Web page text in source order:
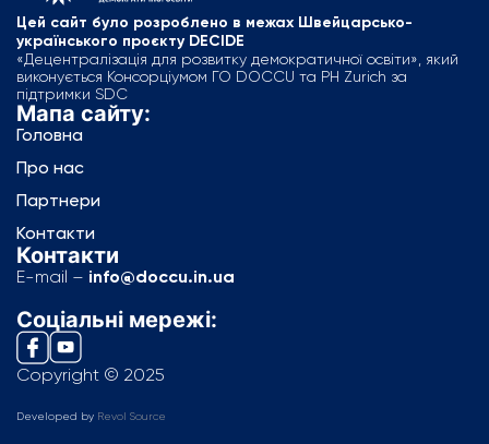
Цей сайт було розроблено в межах Швейцарсько-
українського проєкту DECIDE
«Децентралізація для розвитку демократичної освіти», який
виконується Консорціумом ГО DOCCU та PH Zurich за
підтримки SDC
Мапа сайту:
Головна
Про нас
Партнери
Контакти
Контакти
E-mail – info@doccu.in.ua
Соціальні мережі:
Copyright © 2025
Developed by Revol Source